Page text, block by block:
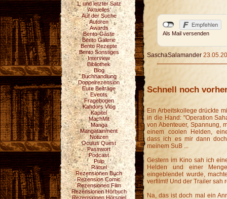
1. und letzter Satz
Aktuelles
Auf der Suche
Autoren
Awards
Bento-Gäste
Bento Galerie
Bento Rezepte
Bento Sonstiges
Interview
Bibliothek
Blog
Buchhandlung
Doppelrezension
Eure Beiträge
Events
Fragebogen
Kahdors Vlog
Kapitel
MachMit
Manga
Mangatainment
Notizen
Oculus Quest
Passwort
Podcast
Pulp
Rätsel
Rezensionen Buch
Rezension Comic
Rezensionen Film
Rezensionen Hörbuch
Rezensionen Hörspiel
Als Mail versenden
SaschaSalamander
Schnell noch
Ein Arbeitskollege drückte
in die Hand: "Operation
von Abenteuer, Spannung,
einem coolen Helden,
dass ich es mir dann
meinem SuB ...
Gestern im Kino sah ich
Helden und einer
eingeblendet wurde,
verfilmt! Und der Trailer sah
Na, das ist doch mal ein